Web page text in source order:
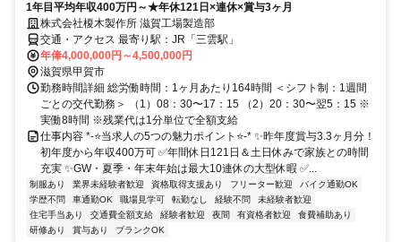
1年目平均年収400万円～★年休121日×連休×賞与3ヶ月
株式会社榎木製作所 滋賀工場製造部
交通・アクセス 最寄り駅：JR「三雲駅」
年俸4,000,000円～4,500,000円
滋賀県甲賀市
勤務時間詳細 総労働時間：1ヶ月あたり164時間 ＜シフト制：1週間
ごとの交代勤務＞ （1）08：30〜17：15 （2）20：30〜翌5：15 ※
実働8時間 ※残業代は1分単位で全額支給
仕事内容 *-⭐当求人の5つの魅力ポイント⭐-* ✨昨年度賞与3.3ヶ月分！
初年度から年収400万可 ✅年間休日121日＆土日休みで家族との時間
充実 ✨GW・夏季・年末年始は最大10連休の大型休暇 ✅...
制服あり 業界未経験者歓迎 資格取得支援あり フリーター歓迎
バイク通勤OK
学歴不問
車通勤OK 職場見学可 転勤なし 経験不問
未経験者歓迎
住宅手当あり
交通費全額支給 経験者歓迎 夜間 有資格者歓迎
食費補助あり
研修あり
賞与あり ブランクOK